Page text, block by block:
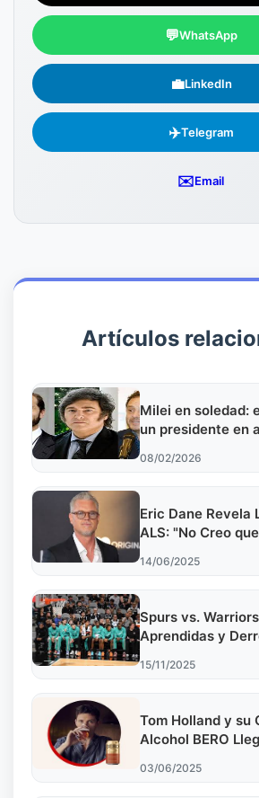
💬WhatsApp
💼LinkedIn
✈️Telegram
✉️Email
Artículos
Milei en soledad:
un presidente en
08/02/2026
Eric Dane Revela
ALS: "No Creo
14/06/2025
Spurs vs.
Aprendidas y
15/11/2025
Tom Holland y su
Alcohol BERO
03/06/2025